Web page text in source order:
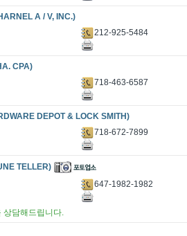
A / V, INC.)
212-925-5484
CPA)
718-463-6587
DEPOT & LOCK SMITH)
718-672-7899
TELLER)
647-1982-1982
상담해드립니다.